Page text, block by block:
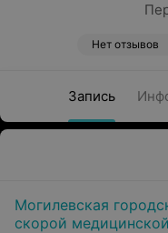
Нет отзывов
Запись
Могилевская
скорой